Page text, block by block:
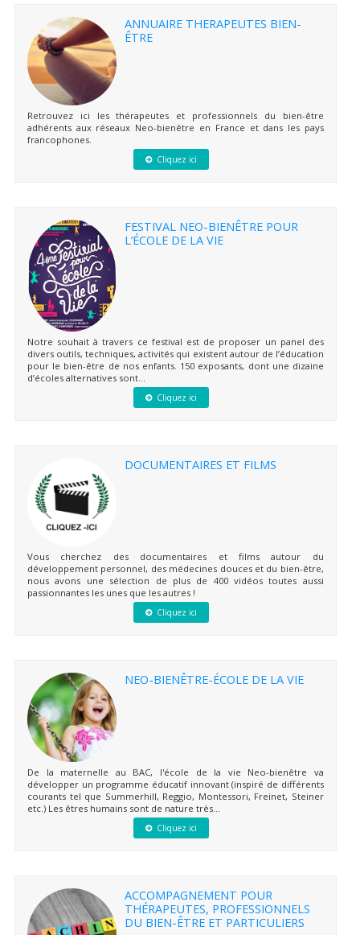
ANNUAIRE THERAPEUTES BIEN-
ÊTRE
Retrouvez ici les thérapeutes et professionnels du bien-être
adhérents aux réseaux Neo-bienêtre en France et dans les pays
francophones.
Cliquez ici
FESTIVAL NEO-BIENÊTRE POUR
L’ÉCOLE DE LA VIE
Notre souhait à travers ce festival est de proposer un panel des
divers outils, techniques, activités qui existent autour de l’éducation
pour le bien-être de nos enfants. 150 exposants, dont une dizaine
d’écoles alternatives sont...
Cliquez ici
DOCUMENTAIRES ET FILMS
Vous cherchez des documentaires et films autour du
développement personnel, des médecines douces et du bien-être,
nous avons une sélection de plus de 400 vidéos toutes aussi
passionnantes les unes que les autres !
Cliquez ici
NEO-BIENÊTRE-ÉCOLE DE LA VIE
De la maternelle au BAC, l'école de la vie Neo-bienêtre va
développer un programme éducatif innovant (inspiré de différents
courants tel que Summerhill, Reggio, Montessori, Freinet, Steiner
etc.) Les êtres humains sont de nature très...
Cliquez ici
ACCOMPAGNEMENT POUR
THÉRAPEUTES, PROFESSIONNELS
DU BIEN-ÊTRE ET PARTICULIERS